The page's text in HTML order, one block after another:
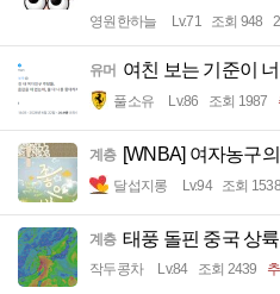
영원한하늘 Lv.71 조회 948
유머 여친 보는 기준이
풀소유 Lv.86 조회 1987
계층 [WNBA] 여자농구
달섭지롱 Lv.94 조회 1538
계층 태풍 돌핀 중국 상륙
작두콩차 Lv.84 조회 2439